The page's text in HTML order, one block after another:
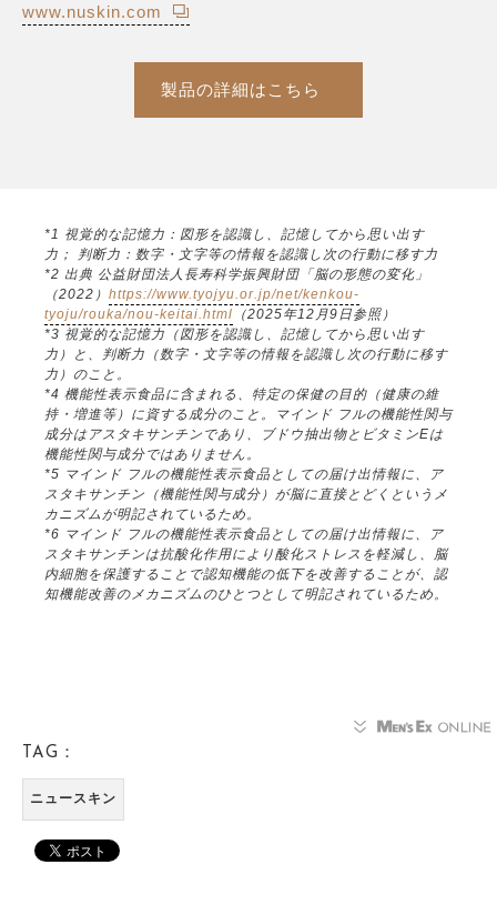
www.nuskin.com
製品の詳細はこちら
*1 視覚的な記憶力：図形を認識し、記憶してから思い出す
力； 判断力：数字・文字等の情報を認識し次の行動に移す力
*2 出典 公益財団法人長寿科学振興財団「脳の形態の変化」
（2022） https://www.tyojyu.or.jp/net/kenkou-
tyoju/rouka/nou-keitai.html （2025年12月9日参照）
*3 視覚的な記憶力（図形を認識し、記憶してから思い出す
力）と、判断力（数字・文字等の情報を認識し次の行動に移す
力）のこと。
*4 機能性表示食品に含まれる、特定の保健の目的（健康の維
持・増進等）に資する成分のこと。マインド フルの機能性関与
成分はアスタキサンチンであり、ブドウ抽出物とビタミンEは
機能性関与成分ではありません。
*5 マインド フルの機能性表示食品としての届け出情報に、ア
スタキサンチン（機能性関与成分）が脳に直接とどくというメ
カニズムが明記されているため。
*6 マインド フルの機能性表示食品としての届け出情報に、ア
スタキサンチンは抗酸化作用により酸化ストレスを軽減し、脳
内細胞を保護することで認知機能の低下を改善することが、認
知機能改善のメカニズムのひとつとして明記されているため。
TAG：
ニュースキン